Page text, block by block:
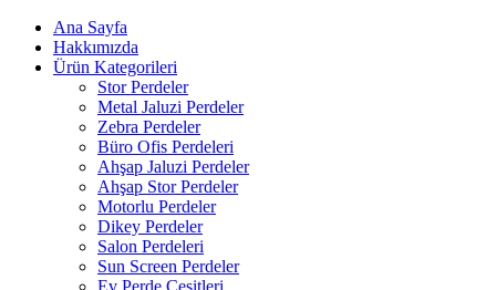
Ana Sayfa
Hakkımızda
Ürün Kategorileri
Stor Perdeler
Metal Jaluzi Perdeler
Zebra Perdeler
Büro Ofis Perdeleri
Ahşap Jaluzi Perdeler
Ahşap Stor Perdeler
Motorlu Perdeler
Dikey Perdeler
Salon Perdeleri
Sun Screen Perdeler
Ev Perde Çeşitleri